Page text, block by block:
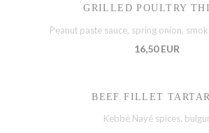
GRILLED POULTRY
Peanut paste sauce, spring onion,
16,50 EUR
BEEF FILLET
Kebbé Nayé spices,